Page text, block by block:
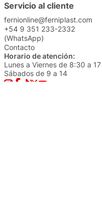
Servicio al cliente
fernionline@ferniplast.com
+54 9 351 233-2332
(WhatsApp)
Contacto
Horario de atención:
Lunes a Viernes de 8:30 a 17
Sábados de 9 a 14